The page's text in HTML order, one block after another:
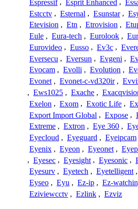
Espressif , Esprit Enhanced ,
Estcctv , Esternal , Esunstar ,
Etevision , Etn , Etrovision ,
Eule , Eura-tech , Eurolook ,
Eurovideo , Eusso , Ev3c ,
Eversecu , Eversun , Evgeni ,
Evocam , Evolli , Evolution ,
Evonet , Evonet-c-vd320ir ,
, Ews1025 , Exache ,
Exelon , Exom , Exotic Life ,
Export Import Global , Expose ,
Extreme , Extron , Eye 360 ,
Eyecloud , Eyeguard , Eyeipcam
Eyenix , Eyeon , Eyeonet ,
, Eyesec , Eyesight , Eyesonic ,
Eyesurv , Eyetech , Eyetelligent ,
Eyseo , Eyu , Ez-ip , Ez-
Eziviewcctv , Ezlink , Ezviz